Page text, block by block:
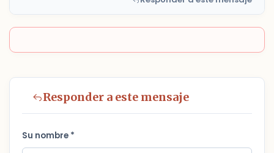
Responder a este mensaje
Su nombre *